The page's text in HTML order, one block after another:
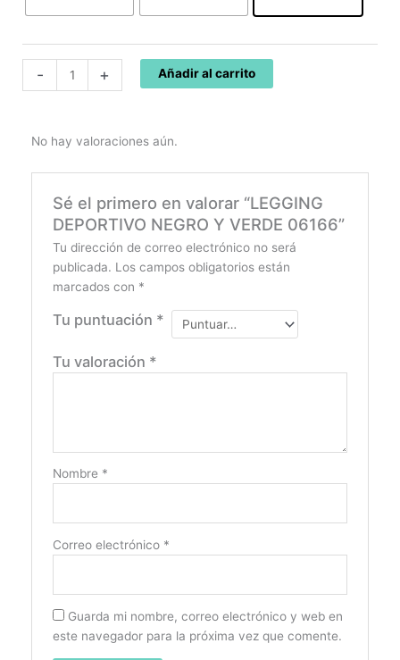
- + Añadir al carrito
No hay valoraciones aún.
Sé el primero en valorar “LEGGING
DEPORTIVO NEGRO Y VERDE 06166”
Tu dirección de correo electrónico no será
publicada. Los campos obligatorios están
marcados con *
Tu puntuación *
Tu valoración *
Nombre *
Correo electrónico *
Guarda mi nombre, correo electrónico y web en
este navegador para la próxima vez que comente.